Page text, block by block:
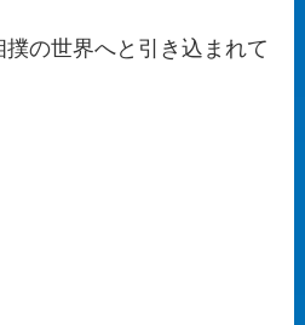
の世界へと引き込まれて